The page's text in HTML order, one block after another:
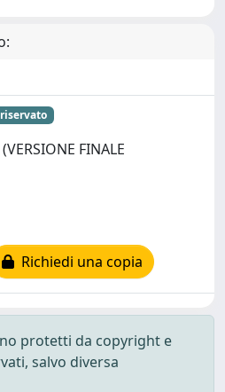
FINALE
Richiedi una copia
protetti da copyright e
salvo diversa